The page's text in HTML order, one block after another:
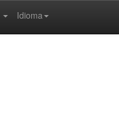
Idioma